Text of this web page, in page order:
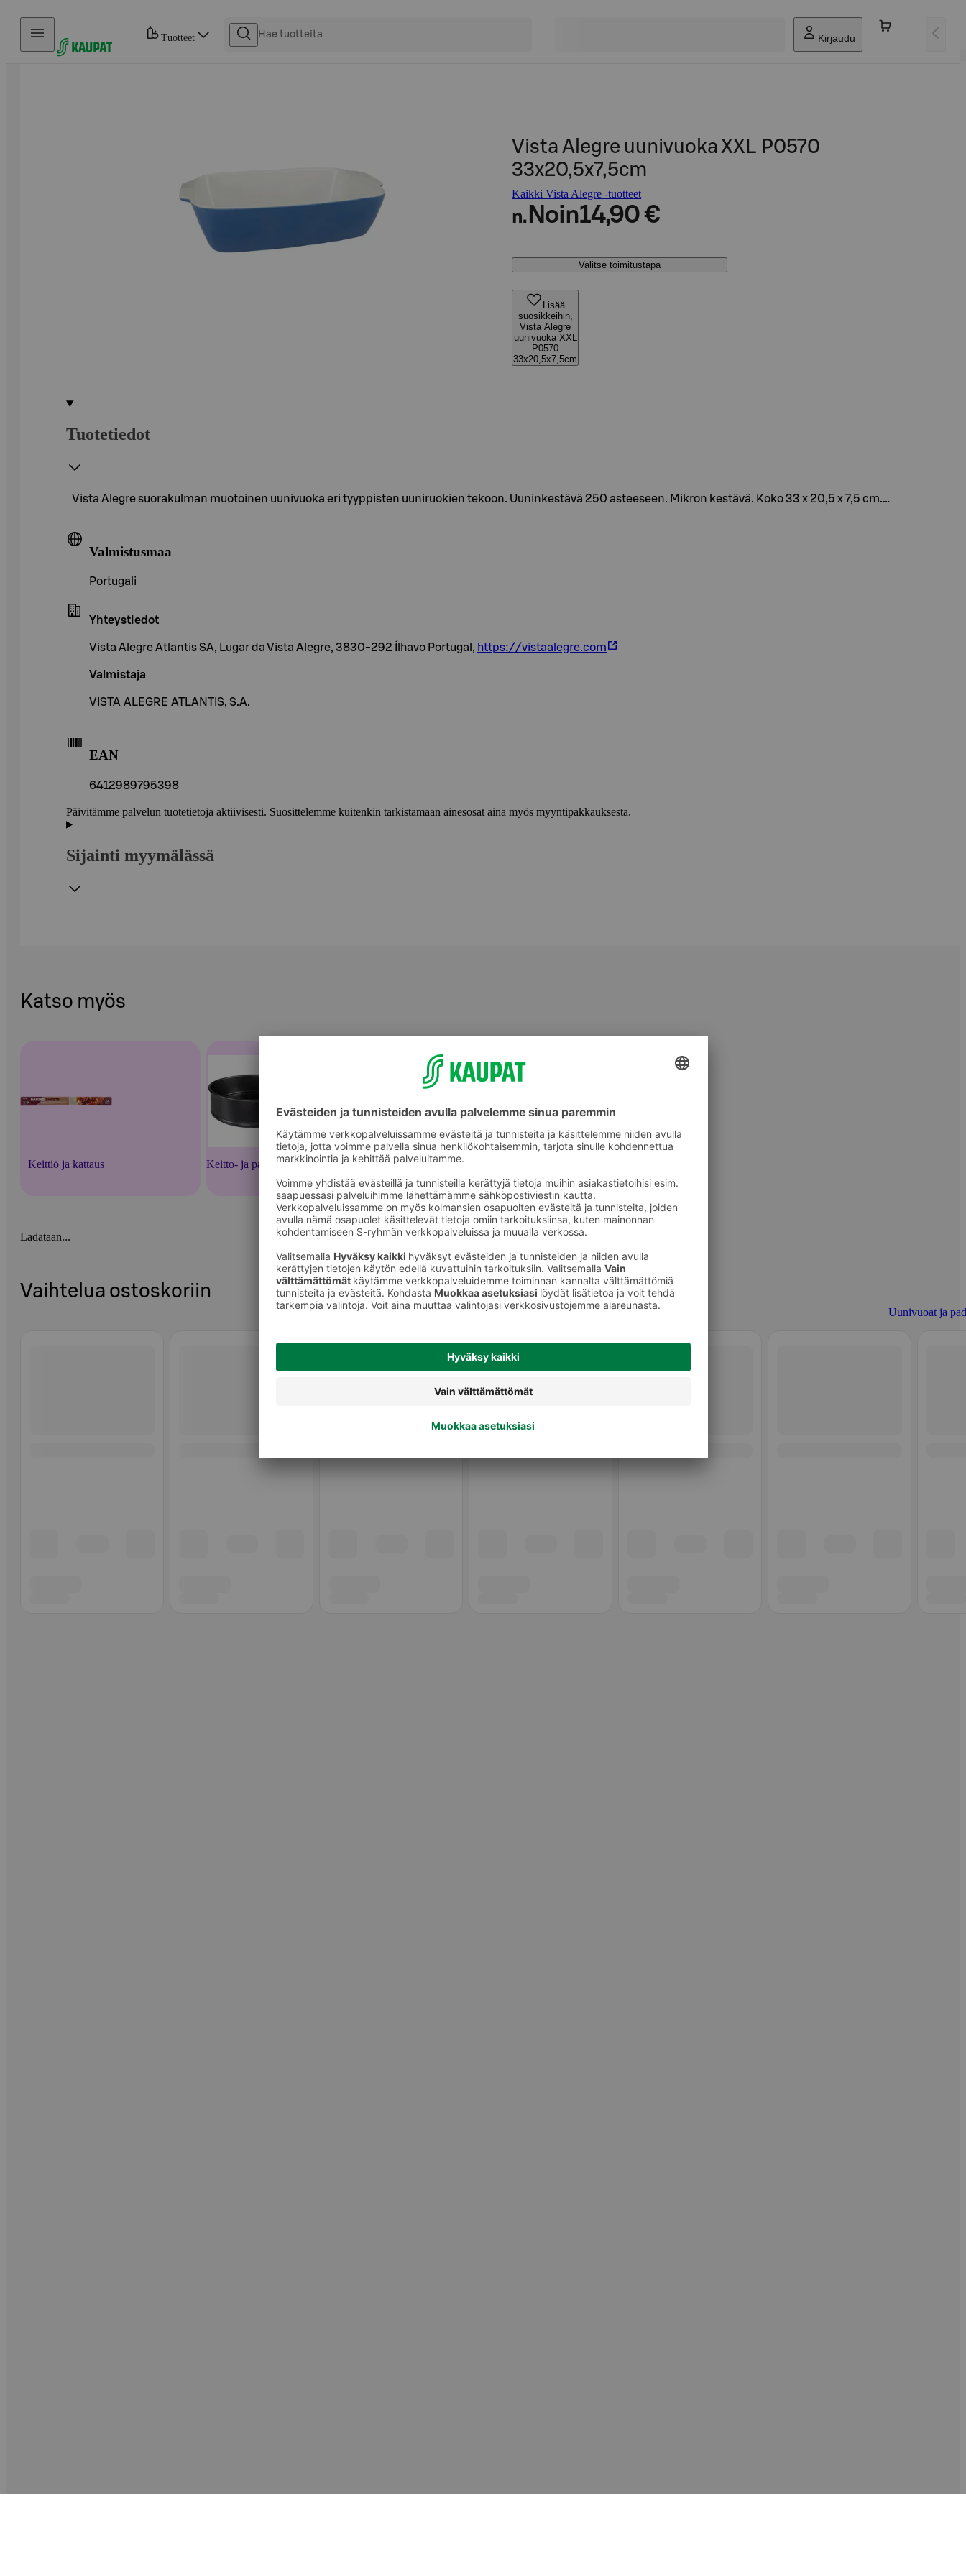
Hyppää sisältöön
Tuotteet Kirjaudu
Vista Alegre uunivuoka XXL P0570
33x20,5x7,5cm
Kaikki Vista Alegre -tuotteet
n. Noin14,90 €
Valitse toimitustapa
Lisää
suosikkeihin,
Vista Alegre
uunivuoka XXL
P0570
33x20,5x7,5cm
Tuotetiedot
Vista Alegre suorakulman muotoinen uunivuoka eri tyyppisten uuniruokien tekoon. Uuninkestävä 250 asteeseen. Mikron kestävä. Koko 33 x 20,5 x 7,5 cm.…
Valmistusmaa
Portugali
Yhteystiedot
Vista Alegre Atlantis SA, Lugar da Vista Alegre, 3830-292 Ílhavo Portugal, https://vistaalegre.com
Valmistaja
VISTA ALEGRE ATLANTIS, S.A.
EAN
6412989795398
Päivitämme palvelun tuotetietoja aktiivisesti. Suosittelemme kuitenkin tarkistamaan ainesosat aina myös myyntipakkauksesta.
Sijainti myymälässä
Katso myös
Keittiö ja kattaus Keitto- ja paistoastiat Uunivuoat ja padat
Ladataan...
Vaihtelua ostoskoriin
Uunivuoat ja